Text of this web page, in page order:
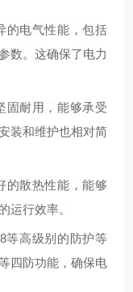
的电气性能，包括
数。这确保了电力
固耐用，能够承受
装和维护也相对简
的散热性能，能够
运行效率。
等高级别的防护等
四防功能，确保电